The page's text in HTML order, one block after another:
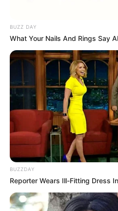
Não jogue fora os vidros
tem aí em sua casa! Eles
criar enfeites de mesa
exemplos.
BUZZ DAY
What Your Nails And Rings Say
BUZZDAY
Reporter Wears Ill-Fitting Dress